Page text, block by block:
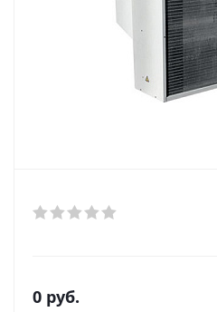
0 руб.